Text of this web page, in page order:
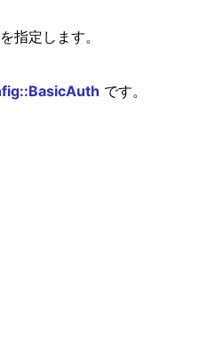
指定します。
です。